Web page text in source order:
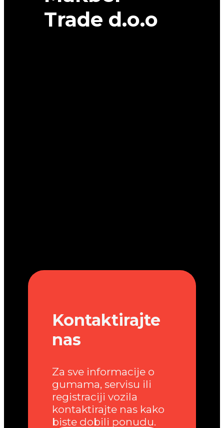
Trade d.o.o
Kontaktirajte
nas
Za sve informacije o
gumama, servisu ili
registraciji vozila
kontaktirajte nas kako
biste dobili ponudu.